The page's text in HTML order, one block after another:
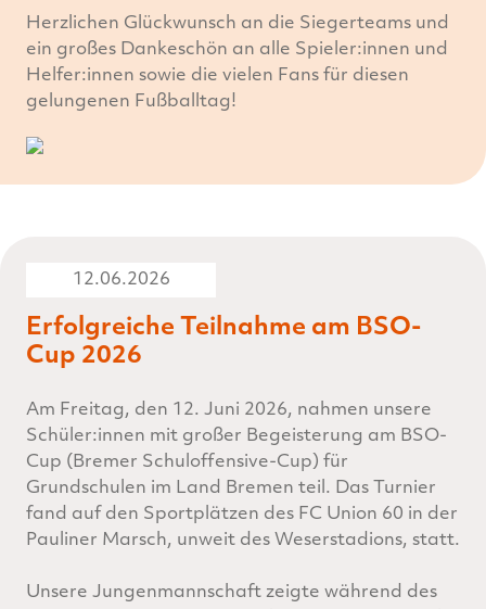
Herzlichen Glückwunsch an die Siegerteams und
ein großes Dankeschön an alle Spieler:innen und
Helfer:innen sowie die vielen Fans für diesen
gelungenen Fußballtag!
12.06.2026
Erfolgreiche Teilnahme am BSO-
Cup 2026
Am Freitag, den 12. Juni 2026, nahmen unsere
Schüler:innen mit großer Begeisterung am BSO-
Cup (Bremer Schuloffensive-Cup) für
Grundschulen im Land Bremen teil. Das Turnier
fand auf den Sportplätzen des FC Union 60 in der
Pauliner Marsch, unweit des Weserstadions, statt.
Unsere Jungenmannschaft zeigte während des